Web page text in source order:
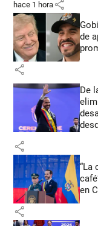
hace 1 hora share
de
share
De
share
“La
en
share